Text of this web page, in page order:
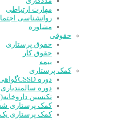
مهارت ارتباطی
روانشناسی
مشاوره
حقوقی
حقوق پرستاری
حقوق کار
بیمه
کمک پرستاری
دوره CSSD
دوره سالمندیاری
تکنسین
کمک پرستاری
کمک پرستاری